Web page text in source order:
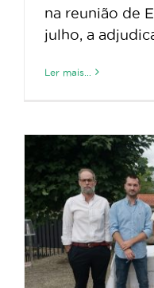
na reunião de
julho, a
Ler mais...